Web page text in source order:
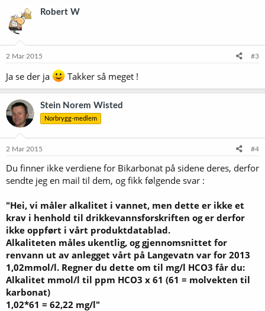
Robert W
2 Mar 2015 #3
Ja se der ja Takker så meget !
Stein Norem Wisted
Norbrygg-medlem
2 Mar 2015 #4
Du finner ikke verdiene for Bikarbonat på sidene deres, derfor
sendte jeg en mail til dem, og fikk følgende svar :
"Hei, vi måler alkalitet i vannet, men dette er ikke et
krav i henhold til drikkevannsforskriften og er derfor
ikke oppført i vårt produktdatablad.
Alkaliteten måles ukentlig, og gjennomsnittet for
renvann ut av anlegget vårt på Langevatn var for 2013
1,02mmol/l. Regner du dette om til mg/l HCO3 får du:
Alkalitet mmol/l til ppm HCO3 x 61 (61 = molvekten til
karbonat)
1,02*61 = 62,22 mg/l"